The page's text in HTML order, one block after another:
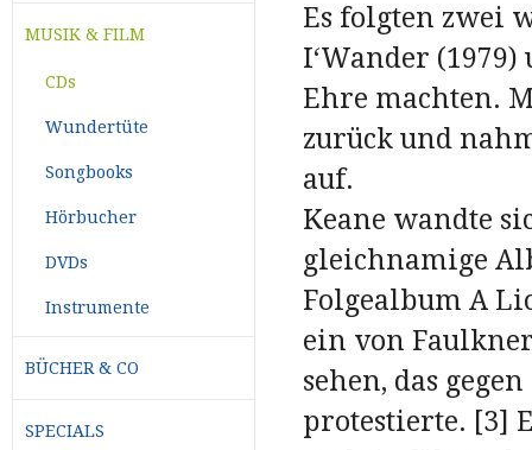
Es folgten zwei
I‘Wander
Ehre machten.
zurück und
auf.
Keane wandte
gleichnamige
Folgealbum A
ein von
sehen, das
protestierte. [3]
MUSIK & FILM
CDs
Wundertüte
Songbooks
Hörbucher
DVDs
Instrumente
BÜCHER & CO
SPECIALS